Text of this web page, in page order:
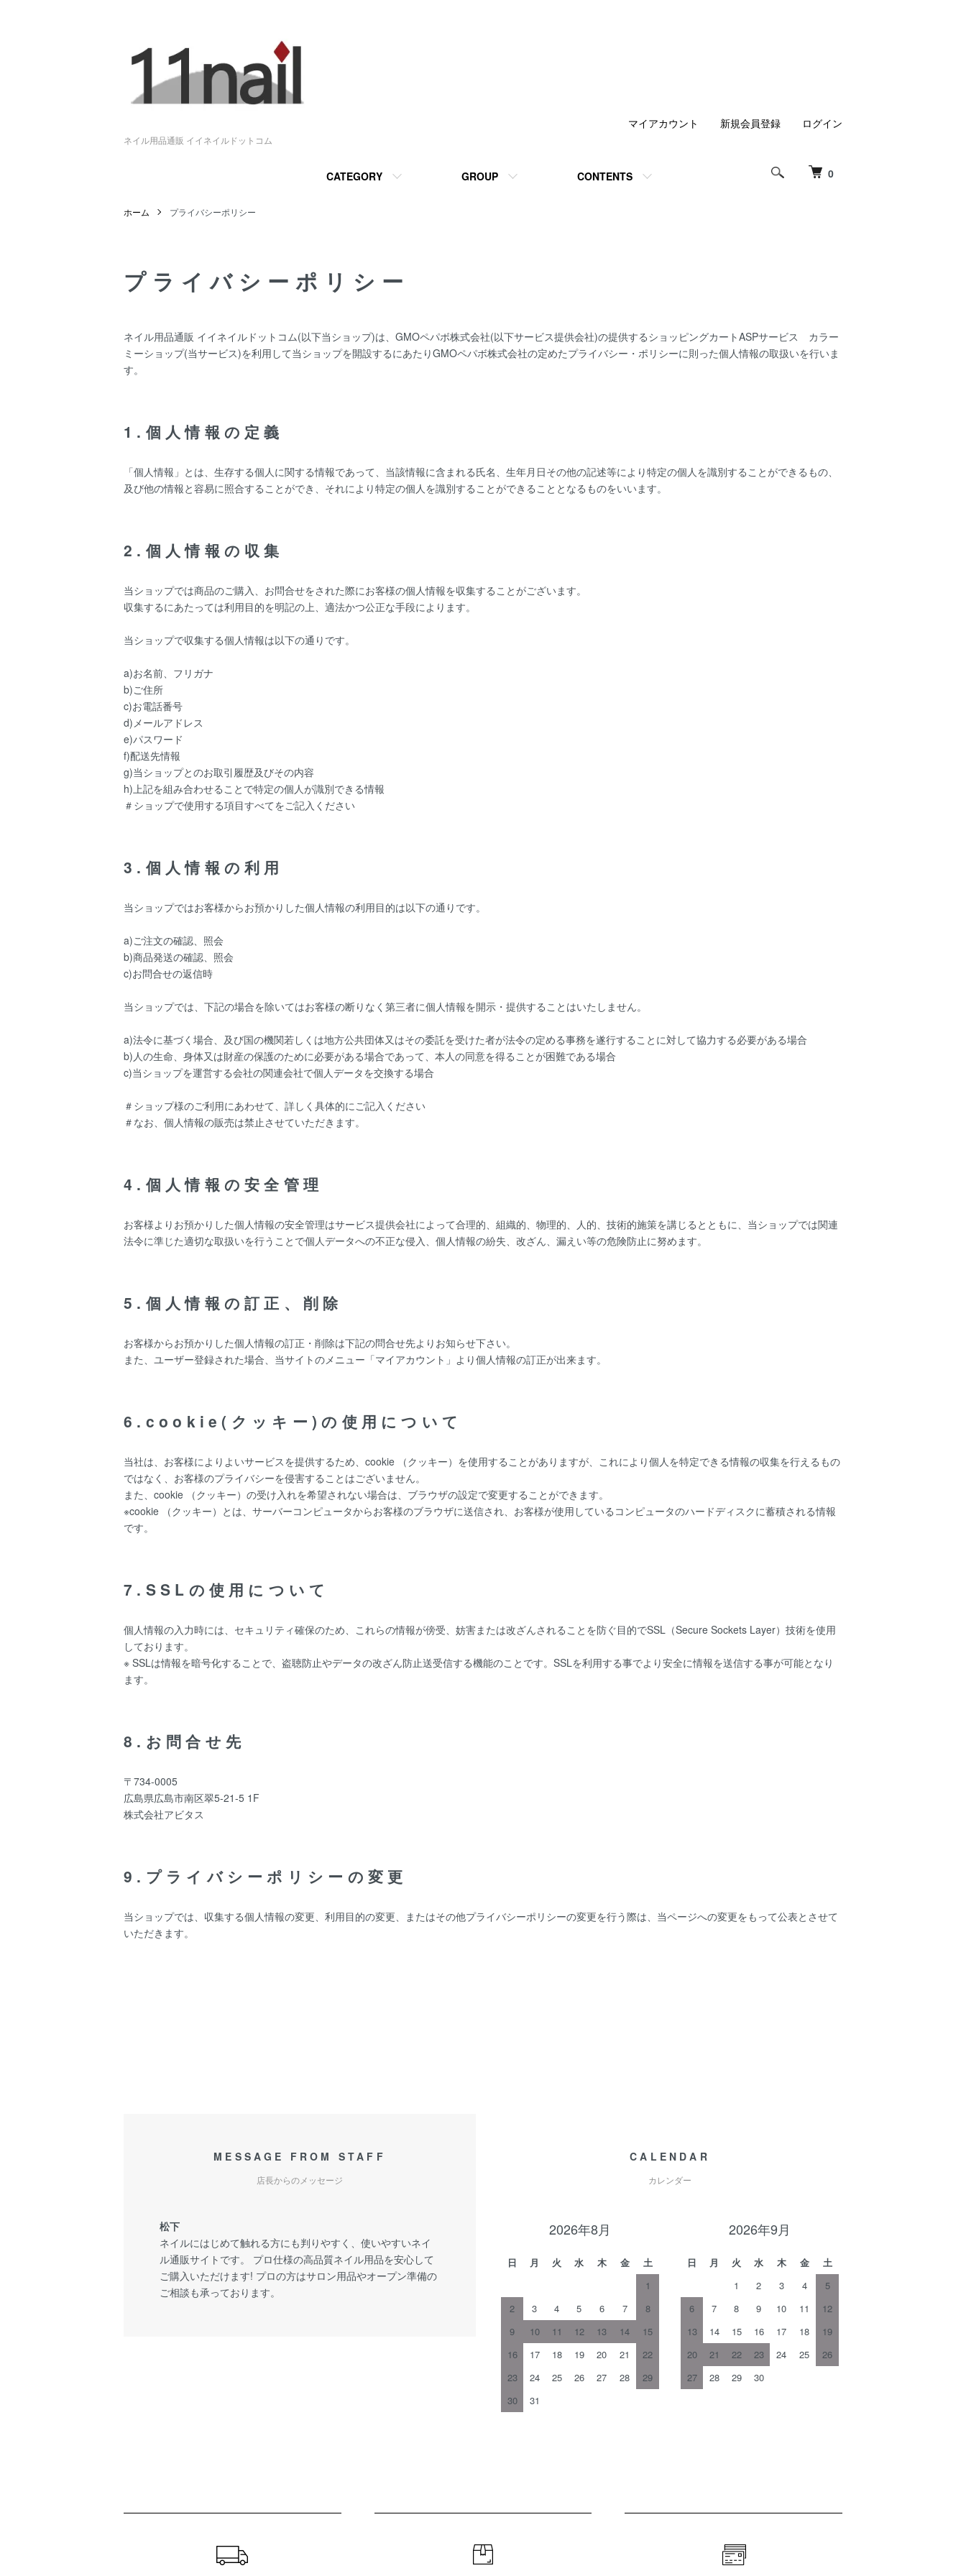
ネイル用品通販 イイネイルドットコム
0
CATEGORY GROUP CONTENTS
マイアカウント 新規会員登録 ログイン
ホーム プライバシーポリシー
プライバシーポリシー
ネイル用品通販 イイネイルドットコム(以下当ショップ)は、 GMOペパボ株式会社(以下サービス提供会社)の提供するショッピングカートASPサービス カラー
ミーショップ(当サービス)を利用して当ショップを開設するにあたりGMOペパボ株式会社の定めたプライバシー・ポリシーに則った個人情報の取扱いを行いま
す。
1.個人情報の定義
「個人情報」とは、生存する個人に関する情報であって、当該情報に含まれる氏名、生年月日その他の記述等により特定の個人を識別することができるもの、
及び他の情報と容易に照合することができ、それにより特定の個人を識別することができることとなるものをいいます。
2.個人情報の収集
当ショップでは商品のご購入、お問合せをされた際にお客様の個人情報を収集することがございます。
収集するにあたっては利用目的を明記の上、適法かつ公正な手段によります。
当ショップで収集する個人情報は以下の通りです。
a)お名前、フリガナ
b)ご住所
c)お電話番号
d)メールアドレス
e)パスワード
f)配送先情報
g)当ショップとのお取引履歴及びその内容
h)上記を組み合わせることで特定の個人が識別できる情報
＃ショップで使用する項目すべてをご記入ください
3.個人情報の利用
当ショップではお客様からお預かりした個人情報の利用目的は以下の通りです。
a)ご注文の確認、照会
b)商品発送の確認、照会
c)お問合せの返信時
当ショップでは、下記の場合を除いてはお客様の断りなく第三者に個人情報を開示・提供することはいたしません。
a)法令に基づく場合、及び国の機関若しくは地方公共団体又はその委託を受けた者が法令の定める事務を遂行することに対して協力する必要がある場合
b)人の生命、身体又は財産の保護のために必要がある場合であって、本人の同意を得ることが困難である場合
c)当ショップを運営する会社の関連会社で個人データを交換する場合
＃ショップ様のご利用にあわせて、詳しく具体的にご記入ください
＃なお、個人情報の販売は禁止させていただきます。
4.個人情報の安全管理
お客様よりお預かりした個人情報の安全管理はサービス提供会社によって合理的、組織的、物理的、人的、技術的施策を講じるとともに、当ショップでは関連
法令に準じた適切な取扱いを行うことで個人データへの不正な侵入、個人情報の紛失、改ざん、漏えい等の危険防止に努めます。
5.個人情報の訂正、削除
お客様からお預かりした個人情報の訂正・削除は下記の問合せ先よりお知らせ下さい。
また、ユーザー登録された場合、当サイトのメニュー「マイアカウント」より個人情報の訂正が出来ます。
6.cookie(クッキー)の使用について
当社は、お客様によりよいサービスを提供するため、cookie （クッキー）を使用することがありますが、これにより個人を特定できる情報の収集を行えるもの
ではなく、お客様のプライバシーを侵害することはございません。
また、cookie （クッキー）の受け入れを希望されない場合は、ブラウザの設定で変更することができます。
※cookie （クッキー）とは、サーバーコンピュータからお客様のブラウザに送信され、お客様が使用しているコンピュータのハードディスクに蓄積される情報
です。
7.SSLの使用について
個人情報の入力時には、セキュリティ確保のため、これらの情報が傍受、妨害または改ざんされることを防ぐ目的でSSL（Secure Sockets Layer）技術を使用
しております。
※ SSLは情報を暗号化することで、盗聴防止やデータの改ざん防止送受信する機能のことです。SSLを利用する事でより安全に情報を送信する事が可能となり
ます。
8.お問合せ先
〒734-0005
広島県広島市南区翠5-21-5 1F
株式会社アビタス
9.プライバシーポリシーの変更
当ショップでは、収集する個人情報の変更、利用目的の変更、またはその他プライバシーポリシーの変更を行う際は、当ページへの変更をもって公表とさせて
いただきます。
MESSAGE FROM STAFF
店長からのメッセージ
松下
ネイルにはじめて触れる方にも判りやすく、使いやすいネイ
ル通販サイトです。 プロ仕様の高品質ネイル用品を安心して
ご購入いただけます! プロの方はサロン用品やオープン準備の
ご相談も承っております。
CALENDAR
カレンダー
2026年8月
日 月 火 水 木 金
土
1
2
3 4 5 6 7
8
9
10 11 12 13 14
15
16
17 18 19 20 21
22
23
24 25 26 27 28
29
30
31
2026年9月
日 月 火 水 木 金
土
1
2 3 4
5
6
7 8 9 10 11
12
13
14 15 16 17 18
19
20
21 22 23 24 25
26
27
28 29 30